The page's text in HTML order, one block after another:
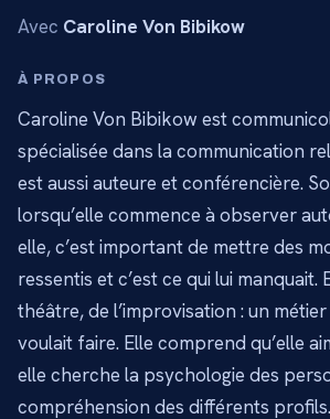
Avec Caroline Von Bibikow
À PROPOS
Caroline Von Bibikow est
spécialisée dans la communication
est aussi auteure et conférencière.
lorsqu’elle commence à observer
elle, c’est important de mettre des
ressentis et c’est ce qui lui manquait.
théâtre, de l’improvisation : un
voulait faire. Elle comprend qu’elle
elle cherche la psychologie des
compréhension des différents